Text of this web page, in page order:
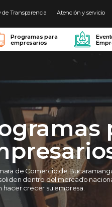
de Transparencia Atención y servicio
Programas para
empresarios
de Comercio de
dentro del mercado
hacer crecer su empresa.